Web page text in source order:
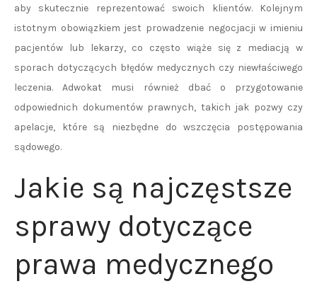
aby skutecznie reprezentować swoich klientów. Kolejnym
istotnym obowiązkiem jest prowadzenie negocjacji w imieniu
pacjentów lub lekarzy, co często wiąże się z mediacją w
sporach dotyczących błędów medycznych czy niewłaściwego
leczenia. Adwokat musi również dbać o przygotowanie
odpowiednich dokumentów prawnych, takich jak pozwy czy
apelacje, które są niezbędne do wszczęcia postępowania
sądowego.
Jakie są najczęstsze
sprawy dotyczące
prawa medycznego